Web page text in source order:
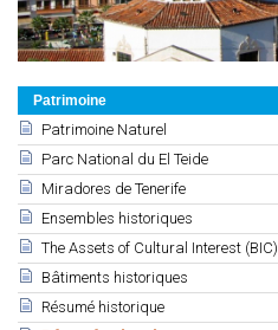
Patrimoine
Patrimoine Naturel
Parc National du El Teide
Miradores de Tenerife
Ensembles historiques
The Assets of Cultural Interest (BIC)
Bâtiments historiques
Résumé historique